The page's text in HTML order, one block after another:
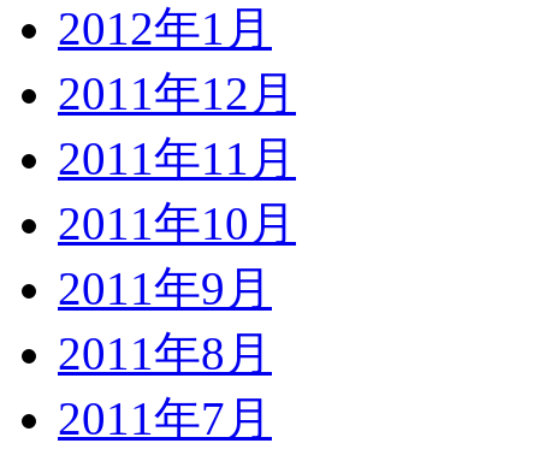
2012年1月
2011年12月
2011年11月
2011年10月
2011年9月
2011年8月
2011年7月